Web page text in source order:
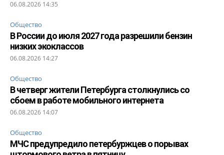
06.08.2026 14:35
Общество
В России до июля 2027 года разрешили бензин
низких экоклассов
06.08.2026 14:27
Общество
В четверг жители Петербурга столкнулись со
сбоем в работе мобильного интернета
06.08.2026 14:07
Общество
МЧС предупредило петербуржцев о порывах